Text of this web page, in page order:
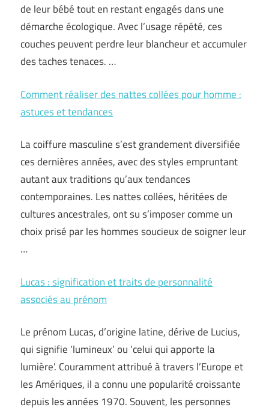
de leur bébé tout en restant engagés dans une
démarche écologique. Avec l’usage répété, ces
couches peuvent perdre leur blancheur et accumuler
des taches tenaces. …
Comment réaliser des nattes collées pour homme :
astuces et tendances
La coiffure masculine s’est grandement diversifiée
ces dernières années, avec des styles empruntant
autant aux traditions qu’aux tendances
contemporaines. Les nattes collées, héritées de
cultures ancestrales, ont su s’imposer comme un
choix prisé par les hommes soucieux de soigner leur
…
Lucas : signification et traits de personnalité
associés au prénom
Le prénom Lucas, d’origine latine, dérive de Lucius,
qui signifie ‘lumineux’ ou ‘celui qui apporte la
lumière’. Couramment attribué à travers l’Europe et
les Amériques, il a connu une popularité croissante
depuis les années 1970. Souvent, les personnes